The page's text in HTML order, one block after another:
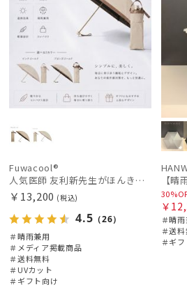
Fuwacool®
人気医師 友利新先生がほんきで作った”絶対に忘れない誰でも日傘” 50【晴雨兼用折りたたみ日傘】フワクール® (Fuwacool®) 雨の日OK 軽量 遮光100％ UV100%
￥13,200 (税込)
4.5 （26）
＃晴雨兼用
＃メディア掲載商品
＃送料無料
＃UVカット
＃ギフト向け
￥
＃晴
＃送
＃ギ